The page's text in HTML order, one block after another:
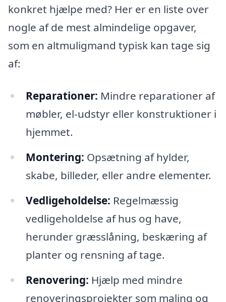
konkret hjælpe med? Her er en liste over
nogle af de mest almindelige opgaver,
som en altmuligmand typisk kan tage sig
af:
Reparationer: Mindre reparationer af
møbler, el-udstyr eller konstruktioner i
hjemmet.
Montering: Opsætning af hylder,
skabe, billeder, eller andre elementer.
Vedligeholdelse: Regelmæssig
vedligeholdelse af hus og have,
herunder græsslåning, beskæring af
planter og rensning af tage.
Renovering: Hjælp med mindre
renoveringsprojekter som maling og